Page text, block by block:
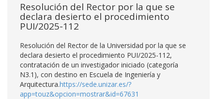
Resolución del Rector por la que se
declara desierto el procedimiento
PUI/2025-112
Resolución del Rector de la Universidad por la que se
declara desierto el procedimiento PUI/2025-112,
contratación de un investigador iniciado (categoría
N3.1), con destino en Escuela de Ingeniería y
Arquitectura.https://sede.unizar.es/?
app=touz&opcion=mostrar&id=67631